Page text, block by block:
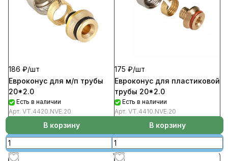
186 ₽/шт
Евроконус для м/п трубы
20*2.0
Есть в наличии
Арт. VT.4420.NVE.20
В корзину
175 ₽/шт
Евроконус для пластиковой
трубы 20*2.0
Есть в наличии
Арт. VT.4410.NVE.20
В корзину